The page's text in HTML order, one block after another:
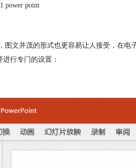
power point
图文并茂的形式也更容易让人接受，在电
行专门的设置：